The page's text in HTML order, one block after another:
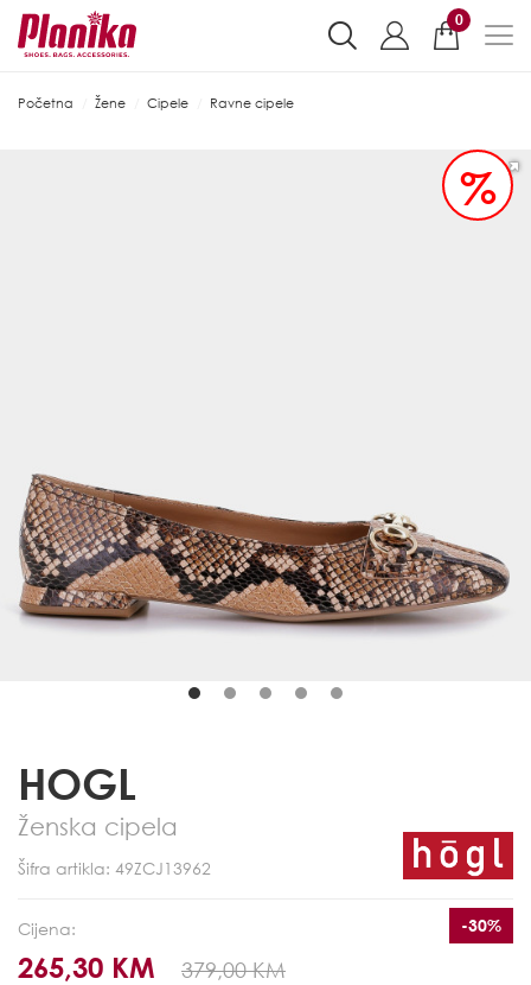
0
Početna Žene Cipele Ravne cipele
%
HOGL
Ženska cipela
Šifra artikla: 49ZCJ13962
Cijena:
265,30 KM 379,00 KM
-30%